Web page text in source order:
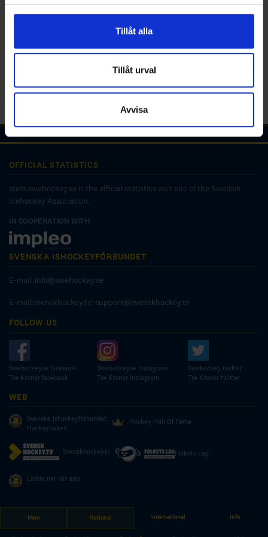
för sociala medier och analysera vår trafik. Vi
vidarebefordrar även sådana identifierare och annan
annons- och analysföretag som vi samarbetar med.
Dessa kan i sin tur kombinera informationen med annan
information som du har tillhandahållit eller som de har
samlat in när du har använt deras tjänster.
Tillåt alla
Tillåt urval
Avvisa
Hem National International Info
OFFICIAL STATISTICS
stats.swehockey.se is the official statistics web site of the Swedish
Icehockey Association.
IN COOPERATION WITH:
SVENSKA ISHOCKEYFÖRBUNDET
E-mail: info@swehockey.se
E-mail:svenskhockey.tv: support@svenskhockey.tv
FOLLOW US
Swehockeyse facebook
Tre Kronor facebook
Swehockeyse Instagram
Tre Kronor instagram
Swehockey twitter
Tre Kronor twitter
WEB
Svenska Ishockeyförbundet
Hockeyboken
Hockey Hall Of Fame
Svenskhockey.tv Folkets Lag
Ladda ner vår app